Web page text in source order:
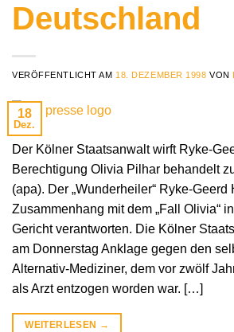
Deutschland
VERÖFFENTLICHT AM 18. DEZEMBER 1998 VON
18
Dez.
Der Kölner Staatsanwalt wirft Ryke-
Berechtigung Olivia Pilhar behandelt
(apa). Der „Wunderheiler“ Ryke-
Zusammenhang mit dem „Fall Olivia“
Gericht verantworten. Die Kölner
am Donnerstag Anklage gegen den
Alternativ-Mediziner, dem vor zwölf
als Arzt entzogen worden war. […]
WEITERLESEN →